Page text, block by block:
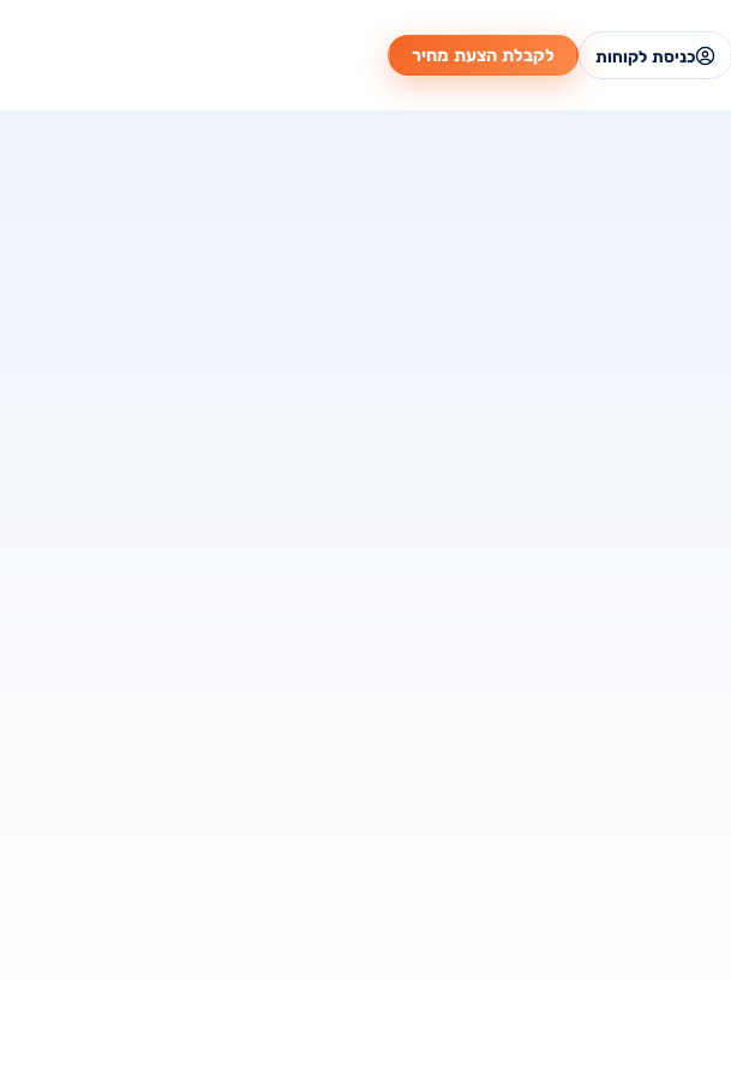
כניסת לקוחות לקבלת הצעת מחיר